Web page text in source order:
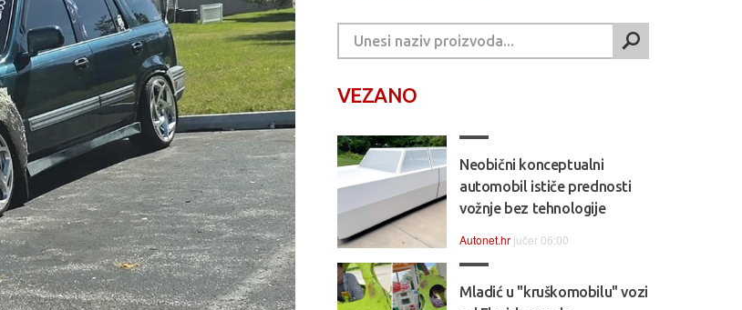
VEZANO
Neobični konceptualni
automobil ističe prednosti
vožnje bez tehnologije
Autonet.hr jučer 06:00
Mladić u "kruškomobilu" vozi